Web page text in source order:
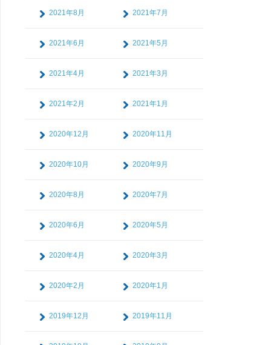
2021年8月 2021年7月
2021年6月 2021年5月
2021年4月 2021年3月
2021年2月 2021年1月
2020年12月 2020年11月
2020年10月 2020年9月
2020年8月 2020年7月
2020年6月 2020年5月
2020年4月 2020年3月
2020年2月 2020年1月
2019年12月 2019年11月